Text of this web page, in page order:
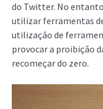
do Twitter. No
utilizar ferramentas
utilização de
provocar a proibição
recomeçar do zero.